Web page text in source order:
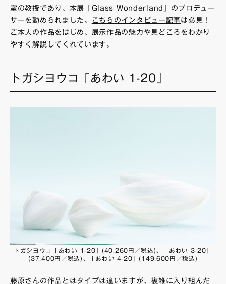
室の教授であり、本展「Glass Wonderland」のプロデュー
サーを勤められました。
こちらのインタビュー記事は必見！
ご本人の作品をはじめ、展示作品の魅力や見どころをわかり
やすく解説してくれています。
トガシヨウコ「あわい 1-20」
トガシヨウコ「あわい 1-20」(40,260円／税込)、「あわい 3-20」
(37,400円／税込)、「あわい 4-20」(149,600円／税込)
藤原さんの作品とはタイプは違いますが、複雑に入り組んだ